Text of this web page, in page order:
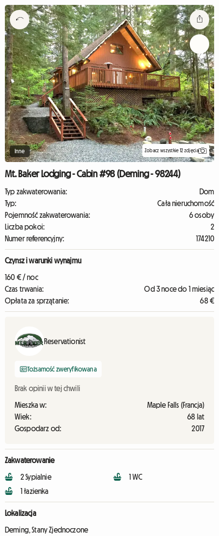
Inne Zobacz wszystkie 12 zdjęcia
Mt. Baker Lodging - Cabin #98 (Deming - 98244)
Typ zakwaterowania:
Dom
Typ:
Cała nieruchomość
Pojemność zakwaterowania:
6 osoby
Liczba pokoi:
2
Numer referencyjny:
174210
Czynsz i warunki wynajmu
160 € / noc
Czas trwania:
Od 3 noce do 1 miesiąc
Opłata za sprzątanie:
68 €
Reservationist
Tożsamość zweryfikowana
Brak opinii w tej chwili
Mieszka w:
Maple Falls (Francja)
Wiek:
68 lat
Gospodarz od:
2017
Zakwaterowanie
2 Sypialnie
1 łazienka
1 WC
Lokalizacja
Deming, Stany Zjednoczone